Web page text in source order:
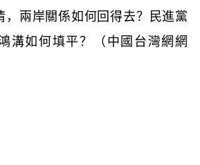
，兩岸關係如何回得去？民進黨
溝如何填平？（中國台灣網網